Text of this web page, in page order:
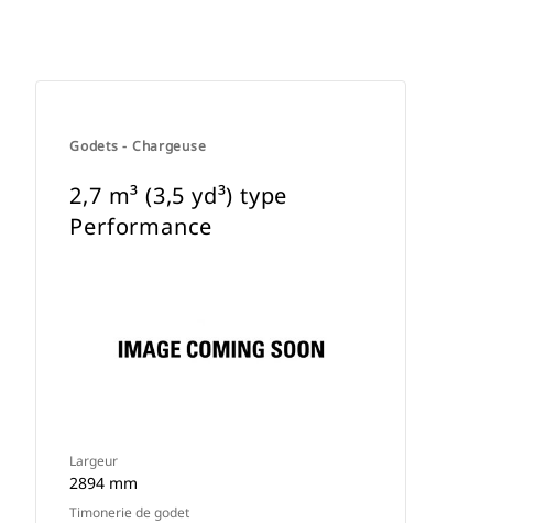
Godets - Chargeuse
2,7 m³ (3,5 yd³) type
Performance
Largeur
2894 mm
Timonerie de godet